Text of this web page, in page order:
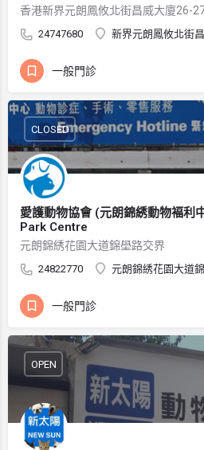
香港新界元朗鳳攸北街昌威大廈26-
24747680 新界元朗鳳攸北街
一般門診
愛護動物協會 (元朗錦綉動物褔利
Park Centre
元朗錦綉花園大道錦壆路交界
24822770 元朗錦綉花園大道
CLOSED
一般門診
OPEN